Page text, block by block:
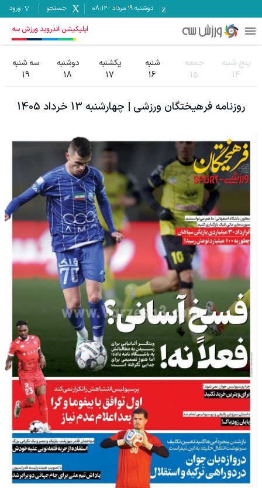
دوشنبه ۱۹ مرداد -
08:12 جستجو ورود
اپلیکیشن اندروید ورزش سه
پنج شنبه
14
جمعه
15
شنبه
16
یکشنبه
17
دوشنبه
18
سه شنبه
19
روزنامه فرهیختگان ورزشی | چهارشنبه 13 خرداد 1405